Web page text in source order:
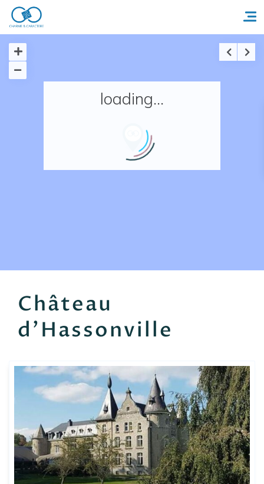
Accueil
Nos adresses en France
loading...
Château
d'Hassonville